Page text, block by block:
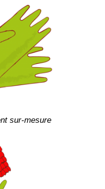
sur-mesure